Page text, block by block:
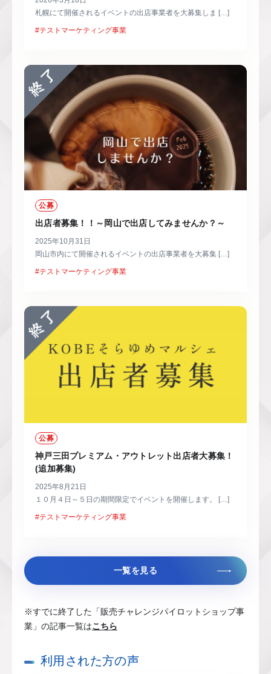
札幌にて開催されるイベントの出店事業者を大募集しま […]
#テストマーケティング事業
公募
出店者募集！！～岡山で出店してみませんか？～
2025年10月31日
岡山市内にて開催されるイベントの出店事業者を大募集 […]
#テストマーケティング事業
公募
神戸三田プレミアム・アウトレット出店者大募集！
(追加募集)
2025年8月21日
１０月４日～５日の期間限定でイベントを開催します。 […]
#テストマーケティング事業
一覧を見る
※すでに終了した「販売チャレンジパイロットショップ事
業」の記事一覧はこちら
利用された方の声